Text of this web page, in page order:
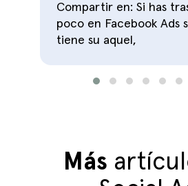
Compartir en: Si has
poco en Facebook Ads
tiene su aquel,
Más